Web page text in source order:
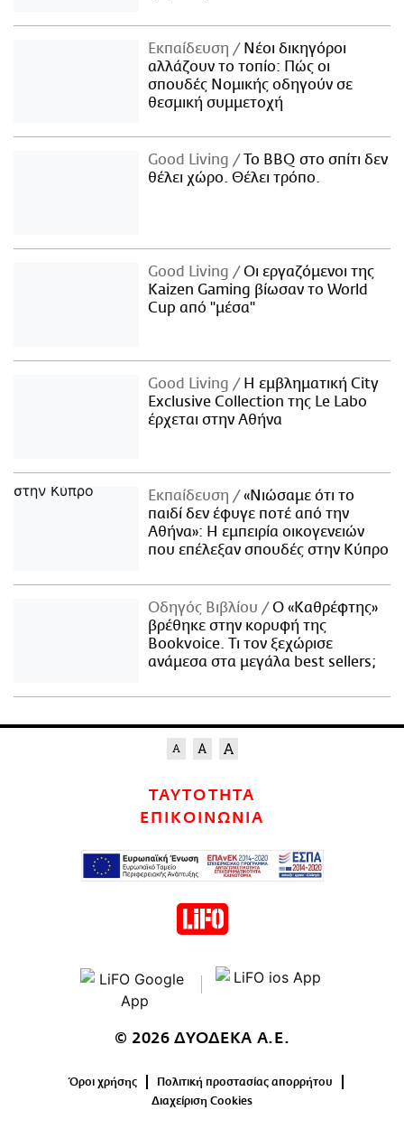
Εκπαίδευση
Νέοι δικηγόροι
αλλάζουν το τοπίο: Πώς οι
σπουδές Νομικής οδηγούν σε
θεσμική συμμετοχή
Good Living
Το BBQ στο σπίτι δεν
θέλει χώρο. Θέλει τρόπο.
Good Living
Οι εργαζόμενοι της
Kaizen Gaming βίωσαν το World
Cup από "μέσα"
Good Living
Η εμβληματική City
Exclusive Collection της Le Labo
έρχεται στην Αθήνα
Εκπαίδευση
«Νιώσαμε ότι το
παιδί δεν έφυγε ποτέ από την
Αθήνα»: Η εμπειρία οικογενειών
που επέλεξαν σπουδές στην Κύπρο
Οδηγός Βιβλίου
Ο «Καθρέφτης»
βρέθηκε στην κορυφή της
Bookvoice. Τι τον ξεχώρισε
ανάμεσα στα μεγάλα best sellers;
ΤΑΥΤΟΤΗΤΑ
ΕΠΙΚΟΙΝΩΝΙΑ
© 2026 ΔΥΟΔΕΚΑ Α.Ε.
Όροι χρήσης
Πολιτική προστασίας απορρήτου
Διαχείριση Cookies